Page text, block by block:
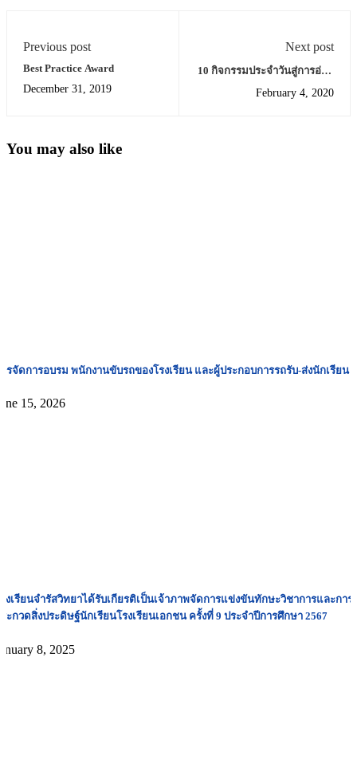
Previous post
Best Practice Award
December 31, 2019
Next post
10 กิจกรรมประจำวันสู่การอ่าน
ออกเขียนได้
February 4, 2020
You may also like
รจัดการอบรม พนักงานขับรถของโรงเรียน และผู้ประกอบการรถรับ-ส่งนักเรียน
15, 2026
งเรียนจำรัสวิทยาได้รับเกียรติเป็นเจ้าภาพจัดการแข่งขันทักษะวิชาการและการ
ะกวดสิ่งประดิษฐ์นักเรียนโรงเรียนเอกชน ครั้งที่ 9 ประจำปีการศึกษา 2567
8, 2025